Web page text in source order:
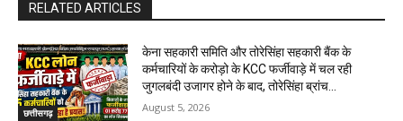
RELATED ARTICLES
छत्तीसगढ़
केना सहकारी समिति और तोरेसिंहा सहकारी बैंक के
कर्मचारियों के करोड़ो के KCC फर्जीवाड़े में चल रही
जुगलबंदी उजागर होने के बाद, तोरेसिंहा ब्रांच...
August 5, 2026